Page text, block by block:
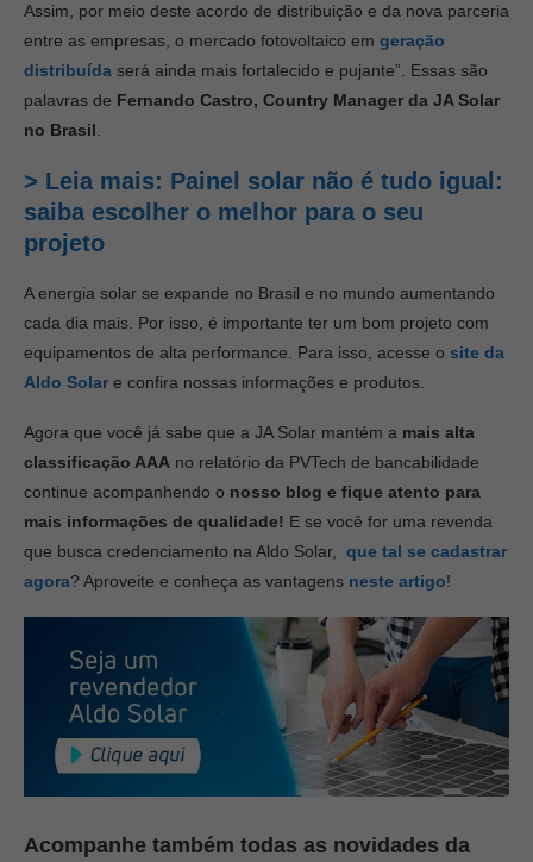
Assim, por meio deste acordo de distribuição e da nova parceria
entre as empresas, o mercado fotovoltaico em geração
distribuída será ainda mais fortalecido e pujante”. Essas são
palavras de Fernando Castro, Country Manager da JA Solar
no Brasil.
> Leia mais: Painel solar não é tudo igual:
saiba escolher o melhor para o seu
projeto
A energia solar se expande no Brasil e no mundo aumentando
cada dia mais. Por isso, é importante ter um bom projeto com
equipamentos de alta performance. Para isso, acesse o site da
Aldo Solar e confira nossas informações e produtos.
Agora que você já sabe que a JA Solar mantém a mais alta
classificação AAA no relatório da PVTech de bancabilidade
continue acompanhendo o nosso blog e fique atento para
mais informações de qualidade! E se você for uma revenda
que busca credenciamento na Aldo Solar, que tal se cadastrar
agora? Aproveite e conheça as vantagens neste artigo!
Acompanhe também todas as novidades da